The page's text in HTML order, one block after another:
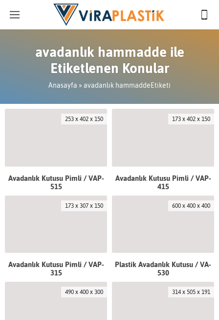
avadanlık hammadde ile
Etiketlenen Konular
Anasayfa » avadanlık hammaddeEtiketi
253 x 402 x 150
Avadanlık Kutusu Pimli / VAP-
515
173 x 402 x 150
Avadanlık Kutusu Pimli / VAP-
415
173 x 307 x 150
Avadanlık Kutusu Pimli / VAP-
315
600 x 400 x 400
Plastik Avadanlık Kutusu / VA-
530
490 x 400 x 300 314 x 505 x 191